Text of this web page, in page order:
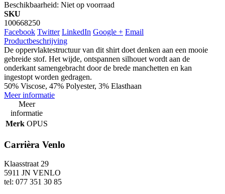
Beschikbaarheid: Niet op voorraad
SKU
100668250
Facebook Twitter LinkedIn Google + Email
Productbeschrijving
De oppervlaktestructuur van dit shirt doet denken aan een mooie
gebreide stof. Het wijde, ontspannen silhouet wordt aan de
onderkant samengebracht door de brede manchetten en kan
ingestopt worden gedragen.
50% Viscose, 47% Polyester, 3% Elasthaan
Meer informatie
Meer
informatie
Merk OPUS
Carrièra Venlo
Klaasstraat 29
5911 JN VENLO
tel: 077 351 30 85